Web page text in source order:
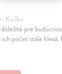
| Kniha
pre
ich počet stále klesá.